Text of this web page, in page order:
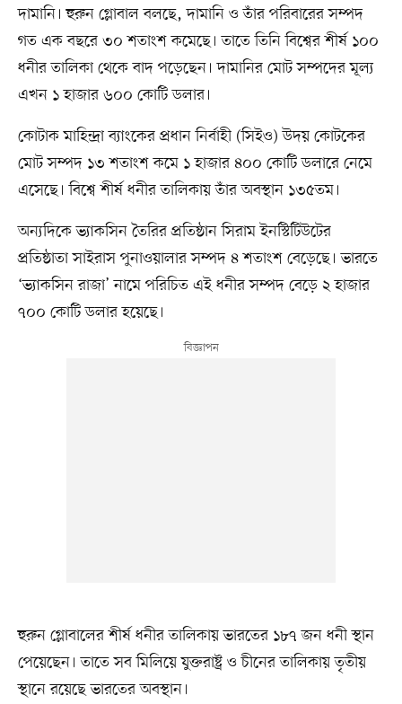
দামানি। হুরুন গ্লোবাল বলছে, দামানি ও তাঁর পরিবারের সম্পদ
গত এক বছরে ৩০ শতাংশ কমেছে। তাতে তিনি বিশ্বের শীর্ষ ১০০
ধনীর তালিকা থেকে বাদ পড়েছেন। দামানির মোট সম্পদের মূল্য
এখন ১ হাজার ৬০০ কোটি ডলার।
কোটাক মাহিন্দ্রা ব্যাংকের প্রধান নির্বাহী (সিইও) উদয় কোটকের
মোট সম্পদ ১৩ শতাংশ কমে ১ হাজার ৪০০ কোটি ডলারে নেমে
এসেছে। বিশ্বে শীর্ষ ধনীর তালিকায় তাঁর অবস্থান ১৩৫তম।
অন্যদিকে ভ্যাকসিন তৈরির প্রতিষ্ঠান সিরাম ইনস্টিটিউটের
প্রতিষ্ঠাতা সাইরাস পুনাওয়ালার সম্পদ ৪ শতাংশ বেড়েছে। ভারতে
‘ভ্যাকসিন রাজা’ নামে পরিচিত এই ধনীর সম্পদ বেড়ে ২ হাজার
৭০০ কোটি ডলার হয়েছে।
হুরুন গ্লোবালের শীর্ষ ধনীর তালিকায় ভারতের ১৮৭ জন ধনী স্থান
পেয়েছেন। তাতে সব মিলিয়ে যুক্তরাষ্ট্র ও চীনের তালিকায় তৃতীয়
স্থানে রয়েছে ভারতের অবস্থান।